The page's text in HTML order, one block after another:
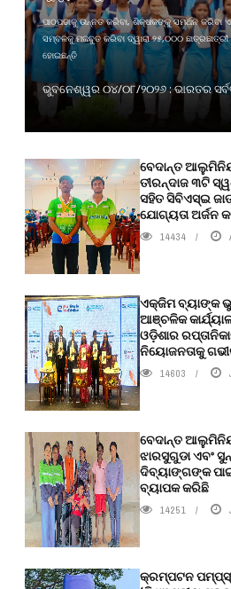
ପାଠପଢାକୁ ଉନ୍ନତ କରିବା, ଶିକ୍ଷକଙ୍କୁ ସମର୍ଥନ କରିବା
ସମ୍ବଳକୁ ମଜବୁତ କରିବା ଦ୍ୱାରା ୨୫,୦୦୦ ଛାତ୍ରଛାତ୍ରୀ
ହୋଇଛନ୍ତି
ଭୁବନେଶ୍ୱର ୦୪/୦୮/୨୦୨୬ : ଭାରତର
ବେଦାନ୍ତ
ତୀରନ୍ଦାଜ ୩ଟି
ସହିତ ସିବିଏସ୍ଇ
ଯୋଗ୍ୟତା ଅର୍ଜନ
14434
ଏକ୍ଜିମ ବ୍ୟାଙ୍କ
ଆଞ୍ଚଳିକ
ଓଡ଼ିଶାର
ନିୟୋଜନତାକୁ
14603
ବେଦାନ୍ତ
ଝାରସୁଗୁଡା ଏବଂ
ଦିବ୍ୟାଙ୍ଗଙ୍କ
ବ୍ୟାପକ କରିଛି
14251
କ୍ରମ୍ପଟନ ପମ୍ପ୍‌ସ୍‌